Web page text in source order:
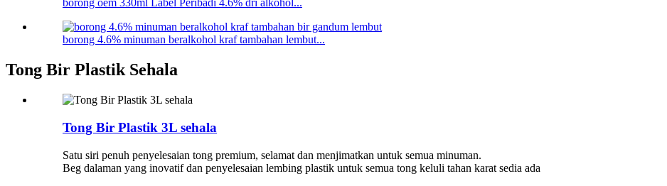
borong oem 330ml Label Peribadi 4.6% dri alkohol...
borong 4.6% minuman beralkohol kraf tambahan lembut...
Tong Bir Plastik Sehala
Tong Bir Plastik 3L sehala
Satu siri penuh penyelesaian tong premium, selamat dan menjimatkan untuk semua minuman.
Beg dalaman yang inovatif dan penyelesaian lembing plastik untuk semua tong keluli tahan karat sedia ada